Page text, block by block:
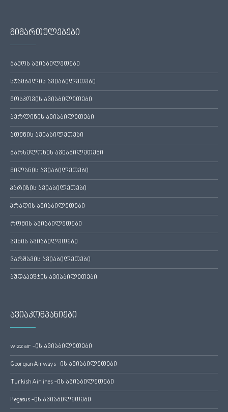
მიმართულებები
ბაქოს ავიაბილეთები
სტამბულის ავიაბილეთები
მოსკოვის ავიაბილეთები
ბერლინის ავიაბილეთები
ათენის ავიაბილეთები
ბარსელონის ავიაბილეთები
მილანის ავიაბილეთები
პარიზის ავიაბილეთები
პრაღის ავიაბილეთები
რომის ავიაბილეთები
ვენის ავიაბილეთები
ვარშავის ავიაბილეთები
ბუდაპეშტის ავიაბილეთები
ავიაკომპანიები
wizz air -ის ავიაბილეთები
Georgian Airways -ის ავიაბილეთები
Turkish Airlines -ის ავიაბილეთები
Pegasus -ის ავიაბილეთები